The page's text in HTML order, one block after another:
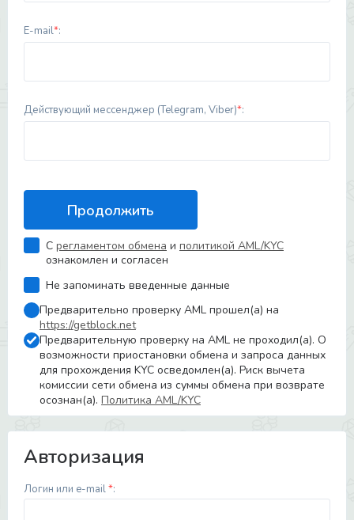
E-mail*:
Действующий мессенджер (Telegram, Viber)*:
С регламентом обмена и политикой AML/KYC
ознакомлен и согласен
Не запоминать введенные данные
Предварительно проверку AML прошел(а) на
https://getblock.net
Предварительную проверку на AML не проходил(а). О
возможности приостановки обмена и запроса данных
для прохождения KYC осведомлен(а). Риск вычета
комиссии сети обмена из суммы обмена при возврате
осознан(а). Политика AML/KYC
Авторизация
Логин или e-mail*: